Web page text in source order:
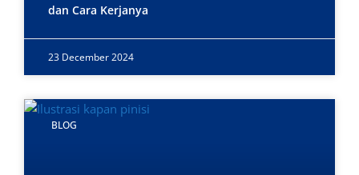
dan Cara Kerjanya
23 December 2024
BLOG